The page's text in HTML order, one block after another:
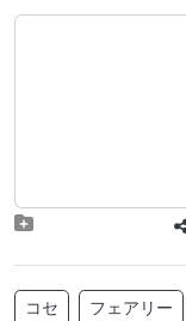
コセ フェアリー